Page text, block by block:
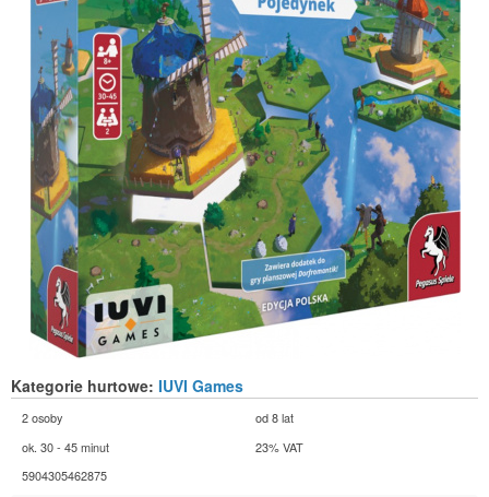
Kategorie hurtowe: IUVI Games
2 osoby
od 8 lat
ok. 30 - 45 minut
23% VAT
5904305462875